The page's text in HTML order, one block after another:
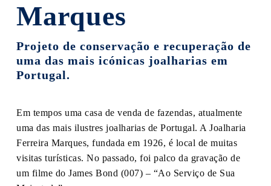
Marques
Projeto de conservação e recuperação de
uma das mais icónicas joalharias em
Portugal.
Em tempos uma casa de venda de fazendas, atualmente
uma das mais ilustres joalharias de Portugal. A Joalharia
Ferreira Marques, fundada em 1926, é local de muitas
visitas turísticas. No passado, foi palco da gravação de
um filme do James Bond (007) – “Ao Serviço de Sua